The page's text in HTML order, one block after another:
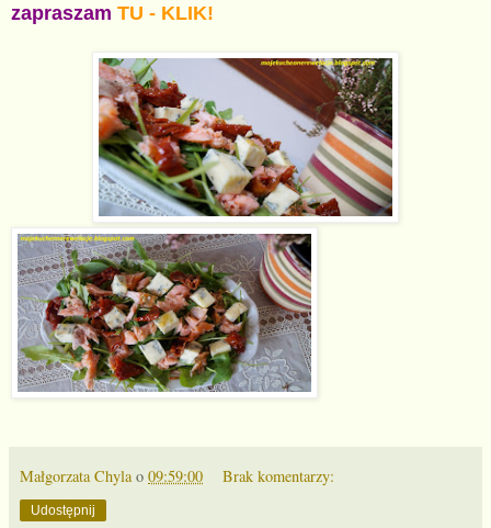
zapraszam TU - KLIK!
Małgorzata Chyla o 09:59:00 Brak komentarzy:
Udostępnij